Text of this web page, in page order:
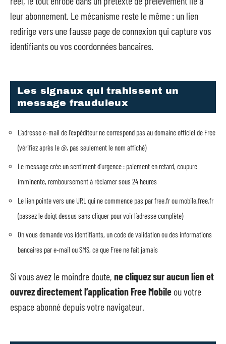
leur abonnement. Le mécanisme reste le même : un lien
redirige vers une fausse page de connexion qui capture vos
identifiants ou vos coordonnées bancaires.
Les signaux qui trahissent un
message frauduleux
L’adresse e-mail de l’expéditeur ne correspond pas au domaine officiel de Free
(vérifiez après le @, pas seulement le nom affiché)
Le message crée un sentiment d’urgence : paiement en retard, coupure
imminente, remboursement à réclamer sous 24 heures
Le lien pointe vers une URL qui ne commence pas par free.fr ou mobile.free.fr
(passez le doigt dessus sans cliquer pour voir l’adresse complète)
On vous demande vos identifiants, un code de validation ou des informations
bancaires par e-mail ou SMS, ce que Free ne fait jamais
Si vous avez le moindre doute, ne cliquez sur aucun lien et
ouvrez directement l’application Free Mobile ou votre
espace abonné depuis votre navigateur.